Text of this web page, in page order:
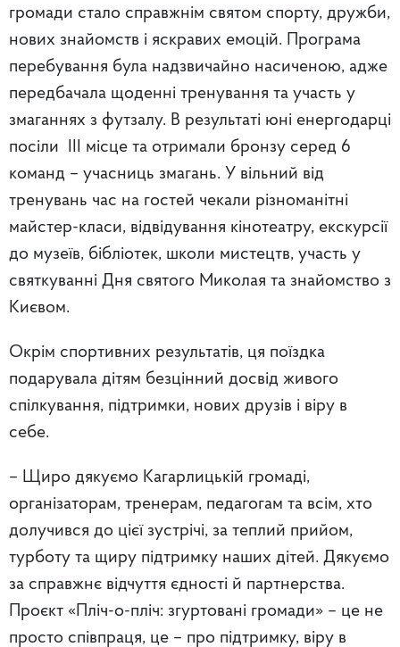
громади стало справжнім святом спорту, дружби,
нових знайомств і яскравих емоцій. Програма
перебування була надзвичайно насиченою, адже
передбачала щоденні тренування та участь у
змаганнях з футзалу. В результаті юні енергодарці
посіли ІІІ місце та отримали бронзу серед 6
команд – учасниць змагань. У вільний від
тренувань час на гостей чекали різноманітні
майстер-класи, відвідування кінотеатру, екскурсії
до музеїв, бібліотек, школи мистецтв, участь у
святкуванні Дня святого Миколая та знайомство з
Києвом.
Окрім спортивних результатів, ця поїздка
подарувала дітям безцінний досвід живого
спілкування, підтримки, нових друзів і віру в
себе.
– Щиро дякуємо Кагарлицькій громаді,
організаторам, тренерам, педагогам та всім, хто
долучився до цієї зустрічі, за теплий прийом,
турботу та щиру підтримку наших дітей. Дякуємо
за справжнє відчуття єдності й партнерства.
Проєкт «Пліч-о-пліч: згуртовані громади» – це не
просто співпраця, це – про підтримку, віру в